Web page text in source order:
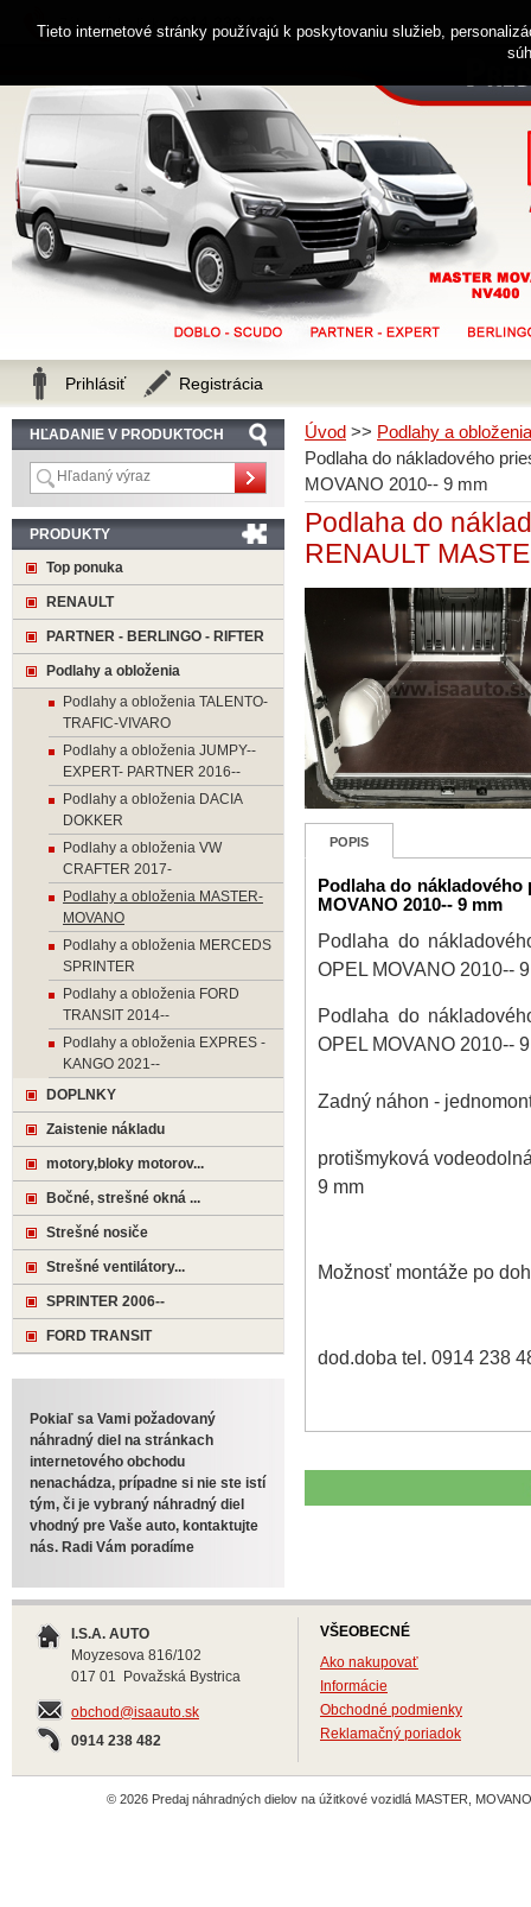
Úvod >> Podlahy a obloženia
Podlaha do nákladového
MOVANO 2010-- 9 mm
Podlaha do
RENAULT
POPIS
Podlaha do
MOVANO 2010-- 9 mm
Podlaha do
OPEL MOVANO 2010--
Podlaha do
OPEL MOVANO 2010--
Zadný náhon -
protišmyková
9 mm
Možnosť montáže po
dod.doba tel. 0914 238
HĽADANIE V PRODUKTOCH
PRODUKTY
Top ponuka
RENAULT
PARTNER - BERLINGO - RIFTER
Podlahy a obloženia
Podlahy a obloženia TALENTO-
TRAFIC-VIVARO
Podlahy a obloženia JUMPY--
EXPERT- PARTNER 2016--
Podlahy a obloženia DACIA
DOKKER
Podlahy a obloženia VW
CRAFTER 2017-
Podlahy a obloženia MASTER-
MOVANO
Podlahy a obloženia MERCEDS
SPRINTER
Podlahy a obloženia FORD
TRANSIT 2014--
Podlahy a obloženia EXPRES -
KANGO 2021--
DOPLNKY
Zaistenie nákladu
motory,bloky motorov...
Bočné, strešné okná ...
Strešné nosiče
Strešné ventilátory...
SPRINTER 2006--
FORD TRANSIT
Pokiaľ sa Vami požadovaný
náhradný diel na stránkach
internetového obchodu
nenachádza, prípadne si nie ste istí
tým, či je vybraný náhradný diel
vhodný pre Vaše auto, kontaktujte
nás. Radi Vám poradíme
I.S.A. AUTO
Moyzesova 816/102
017 01 Považská Bystrica
obchod@isaauto.sk
0914 238 482
VŠEOBECNÉ
Ako nakupovať
Informácie
Obchodné podmienky
Reklamačný poriadok
© 2026 Predaj náhradných dielov na úžitkové vozidlá MASTER,
Zákaznícka linka 0914 238 482
Prihlásiť Registrácia
Tieto internetové stránky používajú k poskytovaniu služieb,